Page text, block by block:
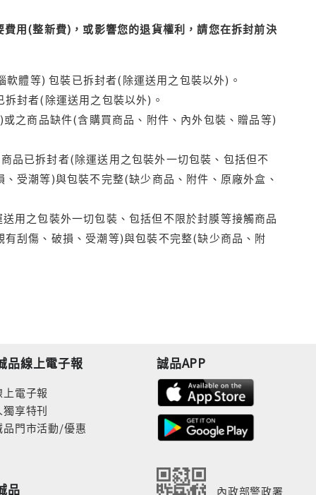
用(整新費)，或影響您的退貨權利，請您在拆封前決
體等) 包裝已拆封者(除運送用之包裝以外)。
封者(除運送用之包裝以外)。
之商品缺件(含購買商品、附件、內外包裝、贈品等)
品已拆封者(除運送用之包裝外一切包裝、包括但不
受潮等)與包裝不完整(缺少商品、附件、原廠外盒、
用之包裝外一切包裝、包括但不限於封膜等接觸商品
刮傷、破損、受潮等)與包裝不完整(缺少商品、附
品線上電子報
電子報
享特刊
品門市活動/優惠
品
誠品APP
內政部警政署